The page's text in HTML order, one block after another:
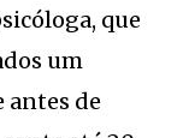
que
um
de